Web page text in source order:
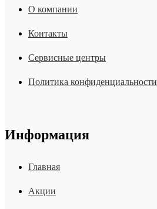
О компании
Контакты
Сервисные центры
Политика конфиденциальности
Информация
Главная
Акции